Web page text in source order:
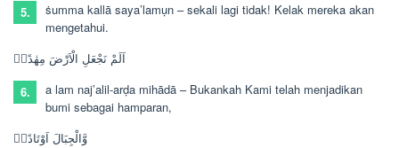
5.
ṡumma kallā saya’lamụn –sekali lagi tidak! Kelak mereka akan
mengetahui.
اَلَمْ نَجْعَلِ الْاَرْضَ مِهٰدًاۙ
6.
a lam naj’alil-arḍa mihādā – Bukankah Kami telah menjadikan
bumi sebagai hamparan,
وَّالْجِبَالَ اَوْتَادًاۖ